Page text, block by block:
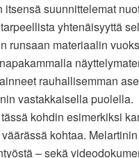
suunnittelemat
yhtenäisyyttä
runsaan materiaalin
rauhallisemman
vastakkaisella puolella.
kohdin esimerkiksi
kohtaa.
– sekä